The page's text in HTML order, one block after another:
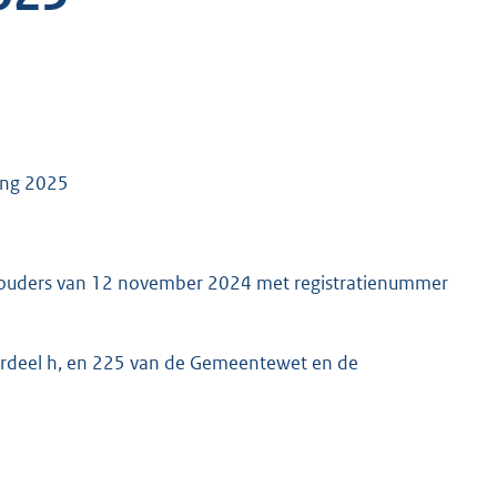
2025
van 12 november 2024 met registratienummer
h, en 225 van de Gemeentewet en de